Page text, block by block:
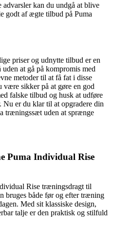
kan du undgå at blive
godt af ægte tilbud på Puma
priser og udnytte tilbud er en
uden at gå på kompromis med
metoder til at få fat i disse
sikker på at gøre en god
falske tilbud og husk at udføre
Nu er du klar til at opgradere din
træningssæt uden at sprænge
Puma Individual Rise
Rise træningsdragt til
bruges både før og efter træning
Med sit klassiske design,
talje er den praktisk og stilfuld